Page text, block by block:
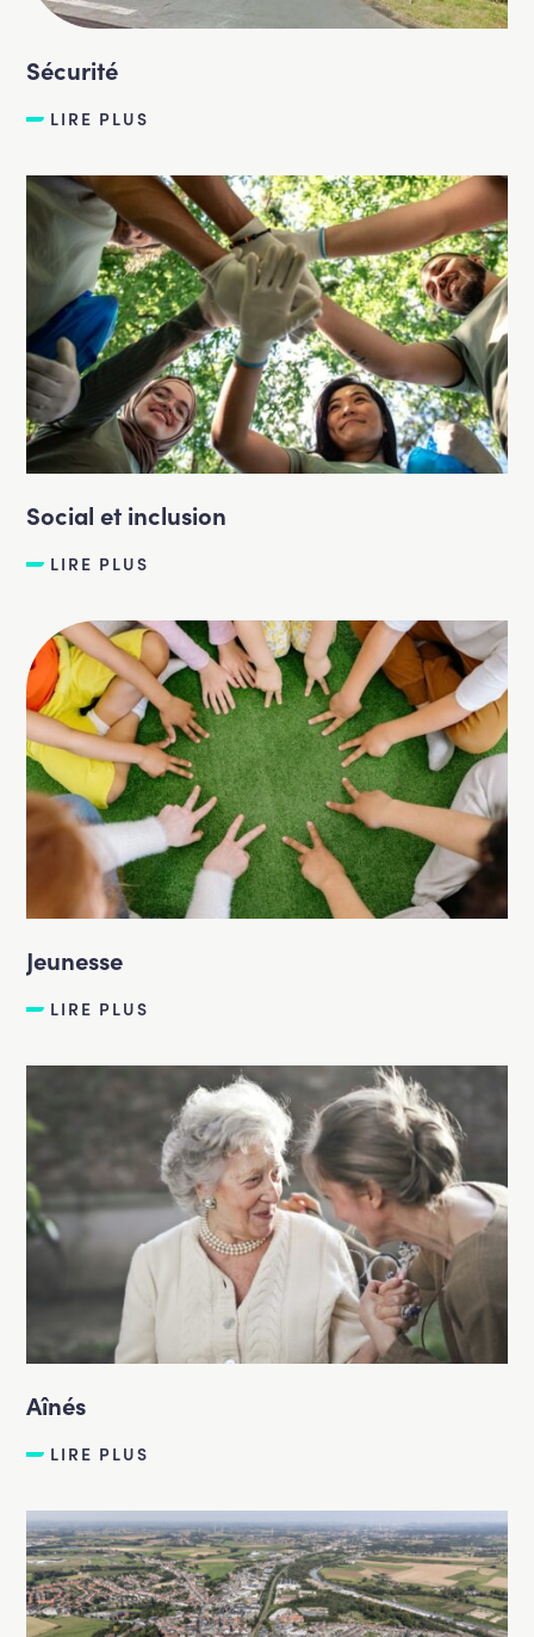
Sécurité
LIRE PLUS
Social et inclusion
LIRE PLUS
Jeunesse
LIRE PLUS
Aînés
LIRE PLUS